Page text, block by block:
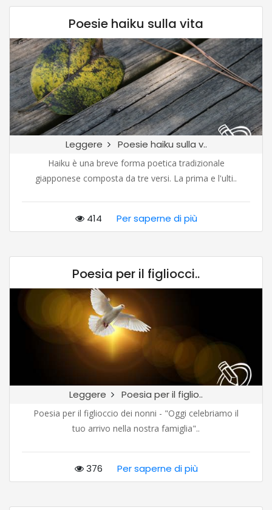
Poesie haiku sulla vita
Leggere Poesie haiku sulla v..
Haiku è una breve forma poetica tradizionale
giapponese composta da tre versi. La prima e l'ulti..
414 Per saperne di più
Poesia per il figliocci..
Leggere Poesia per il figlio..
Poesia per il figlioccio dei nonni - "Oggi celebriamo il
tuo arrivo nella nostra famiglia"..
376 Per saperne di più